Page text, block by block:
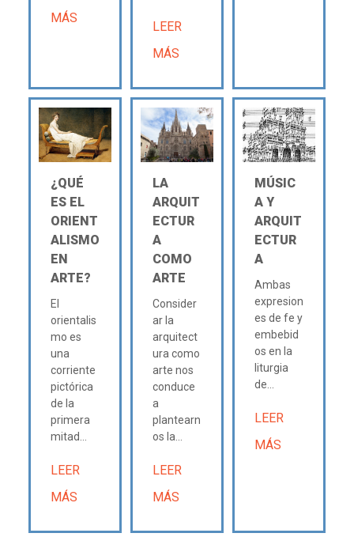
MÁS
LEER
MÁS
¿QUÉ
ES EL
ORIENT
ALISMO
EN
ARTE?
El
orientalis
mo es
una
corriente
pictórica
de la
primera
mitad...
LEER
MÁS
LA
ARQUIT
ECTUR
A
COMO
ARTE
Consider
ar la
arquitect
ura como
arte nos
conduce
a
plantearn
os la...
LEER
MÁS
MÚSIC
A Y
ARQUIT
ECTUR
A
Ambas
expresion
es de fe y
embebid
os en la
liturgia
de...
LEER
MÁS